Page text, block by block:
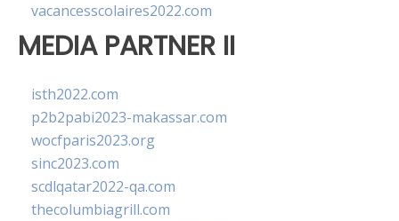
vacancesscolaires2022.com
MEDIA PARTNER II
isth2022.com
p2b2pabi2023-makassar.com
wocfparis2023.org
sinc2023.com
scdlqatar2022-qa.com
thecolumbiagrill.com